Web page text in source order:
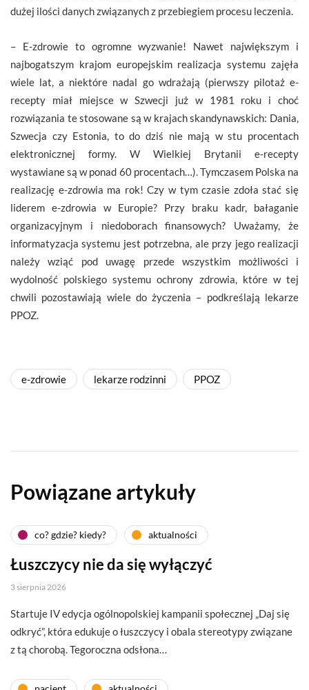
dużej ilości danych związanych z przebiegiem procesu leczenia.
– E-zdrowie to ogromne wyzwanie! Nawet największym i
najbogatszym krajom europejskim realizacja systemu zajęła
wiele lat, a niektóre nadal go wdrażają (pierwszy pilotaż e-
recepty miał miejsce w Szwecji już w 1981 roku i choć
rozwiązania te stosowane są w krajach skandynawskich: Dania,
Szwecja czy Estonia, to do dziś nie mają w stu procentach
elektronicznej formy. W Wielkiej Brytanii e-recepty
wystawiane są w ponad 60 procentach…). Tymczasem Polska na
realizację e-zdrowia ma rok! Czy w tym czasie zdoła stać się
liderem e-zdrowia w Europie? Przy braku kadr, bałaganie
organizacyjnym i niedoborach finansowych? Uważamy, że
informatyzacja systemu jest potrzebna, ale przy jego realizacji
należy wziąć pod uwagę przede wszystkim możliwości i
wydolność polskiego systemu ochrony zdrowia, które w tej
chwili pozostawiają wiele do życzenia – podkreślają lekarze
PPOZ.
e-zdrowie lekarze rodzinni PPOZ
Powiązane artykuły
co? gdzie? kiedy? aktualności
Łuszczycy nie da się wyłączyć
3 sierpnia 2026
Startuje IV edycja ogólnopolskiej kampanii społecznej „Daj się
odkryć”, która edukuje o łuszczycy i obala stereotypy związane
z tą chorobą. Tegoroczna odsłona…